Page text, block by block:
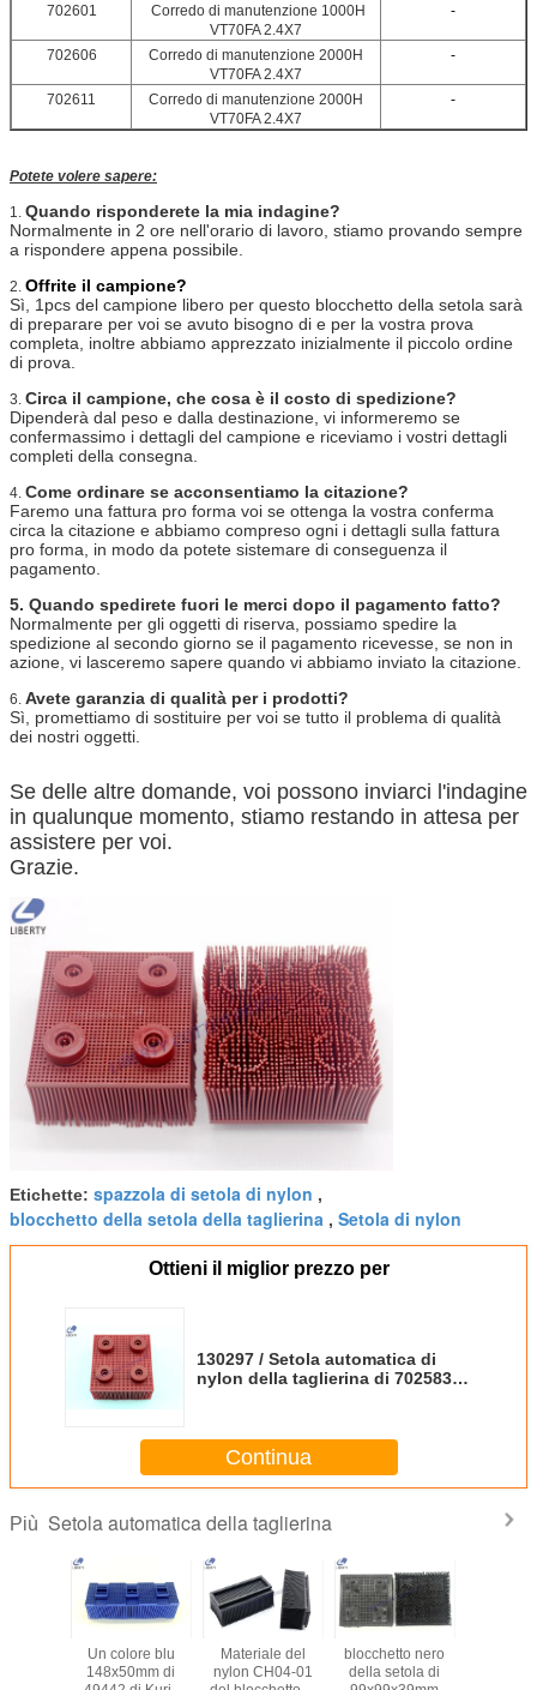
702601
Corredo di manutenzione 1000H
VT70FA 2.4X7
-
702606
Corredo di manutenzione 2000H
VT70FA 2.4X7
-
702611
Corredo di manutenzione 2000H
VT70FA 2.4X7
-
Potete volere sapere:
1. Quando risponderete la mia indagine?
Normalmente in 2 ore nell'orario di lavoro, stiamo provando sempre
a rispondere appena possibile.
2. Offrite il campione?
Sì, 1pcs del campione libero per questo blocchetto della setola sarà
di preparare per voi se avuto bisogno di e per la vostra prova
completa, inoltre abbiamo apprezzato inizialmente il piccolo ordine
di prova.
3. Circa il campione, che cosa è il costo di spedizione?
Dipenderà dal peso e dalla destinazione, vi informeremo se
confermassimo i dettagli del campione e riceviamo i vostri dettagli
completi della consegna.
4. Come ordinare se acconsentiamo la citazione?
Faremo una fattura pro forma voi se ottenga la vostra conferma
circa la citazione e abbiamo compreso ogni i dettagli sulla fattura
pro forma, in modo da potete sistemare di conseguenza il
pagamento.
5. Quando spedirete fuori le merci dopo il pagamento fatto?
Normalmente per gli oggetti di riserva, possiamo spedire la
spedizione al secondo giorno se il pagamento ricevesse, se non in
azione, vi lasceremo sapere quando vi abbiamo inviato la citazione.
6. Avete garanzia di qualità per i prodotti?
Sì, promettiamo di sostituire per voi se tutto il problema di qualità
dei nostri oggetti.
Se delle altre domande, voi possono inviarci l'indagine
in qualunque momento, stiamo restando in attesa per
assistere per voi.
Grazie.
Etichette: spazzola di setola di nylon ,
blocchetto della setola della taglierina , Setola di nylon
Ottieni il miglior prezzo per
130297 / Setola automatica di
nylon della taglierina di 702583
Continua
Più Setola automatica della taglierina
Un colore blu
148x50mm di
Materiale del
nylon CH04-01
blocchetto nero
della setola di